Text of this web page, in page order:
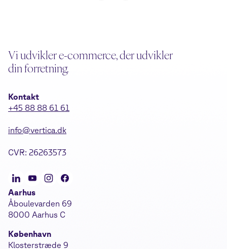
Vi udvikler e-commerce, der udvikler
din forretning.
Kontakt
+45 88 88 61 61
info@vertica.dk
CVR: 26263573
Aarhus
Åboulevarden 69
8000 Aarhus C
København
Klosterstræde 9